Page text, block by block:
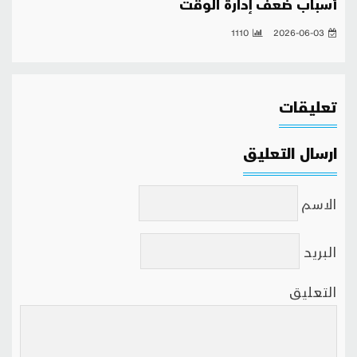
أسباب ضعف إدارة الوقت
2026-06-03
1110
تعليقات
ارسال التعليق
الاسم
البريد
التعليق